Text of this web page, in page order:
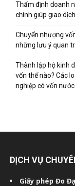
Thẩm định doanh
chính giúp giao
Chuyển nhượng
những lưu ý quan
Thành lập hộ kinh
vốn thế nào? Các
nghiệp có vốn
DỊCH VỤ
Giấy phép Đo